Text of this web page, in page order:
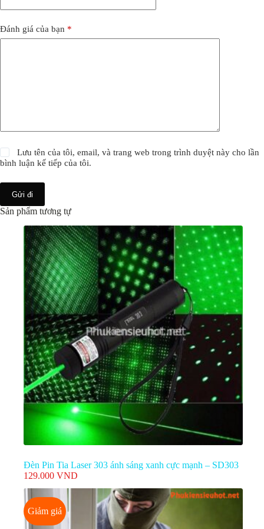
Đánh giá của bạn *
Lưu tên của tôi, email, và trang web trong trình duyệt này cho lần
bình luận kế tiếp của tôi.
Gửi đi
Sản phẩm tương tự
Đèn Pin Tia Laser 303 ánh sáng xanh cực mạnh – SD303
129.000 VND
Giảm giá